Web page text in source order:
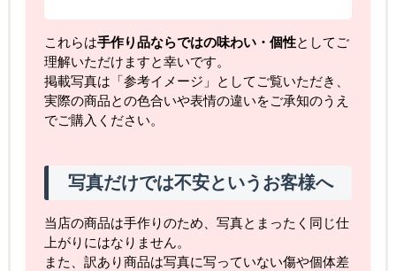
これらは手作り品ならではの味わい・個性としてご
理解いただけますと幸いです。
掲載写真は「参考イメージ」としてご覧いただき、
実際の商品との色合いや表情の違いをご承知のうえ
でご購入ください。
写真だけでは不安というお客様へ
当店の商品は手作りのため、写真とまったく同じ仕
上がりにはなりません。
また、訳あり商品は写真に写っていない傷や個体差